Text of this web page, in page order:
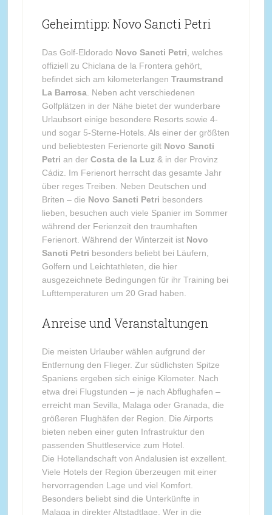
Geheimtipp: Novo Sancti Petri
Das Golf-Eldorado Novo Sancti Petri , welches
offiziell zu Chiclana de la Frontera gehört,
befindet sich am kilometerlangen Traumstrand
La Barrosa. Neben acht verschiedenen
Golfplätzen in der Nähe bietet der wunderbare
Urlaubsort einige besondere Resorts sowie 4-
und sogar 5-Sterne-Hotels. Als einer der größten
und beliebtesten Ferienorte gilt Novo Sancti
Petri an der Costa de la Luz & in der Provinz
Cádiz. Im Ferienort herrscht das gesamte Jahr
über reges Treiben. Neben Deutschen und
Briten – die Novo Sancti Petri besonders
lieben, besuchen auch viele Spanier im Sommer
während der Ferienzeit den traumhaften
Ferienort. Während der Winterzeit ist Novo
Sancti Petri besonders beliebt bei Läufern,
Golfern und Leichtathleten, die hier
ausgezeichnete Bedingungen für ihr Training bei
Lufttemperaturen um 20 Grad haben.
Anreise und Veranstaltungen
Die meisten Urlauber wählen aufgrund der
Entfernung den Flieger. Zur südlichsten Spitze
Spaniens ergeben sich einige Kilometer. Nach
etwa drei Flugstunden – je nach Abflughafen –
erreicht man Sevilla, Malaga oder Granada, die
größeren Flughäfen der Region. Die Airports
bieten neben einer guten Infrastruktur den
passenden Shuttleservice zum Hotel.
Die Hotellandschaft von Andalusien ist exzellent.
Viele Hotels der Region überzeugen mit einer
hervorragenden Lage und viel Komfort.
Besonders beliebt sind die Unterkünfte in
Malaga in direkter Altstadtlage. Wer in die